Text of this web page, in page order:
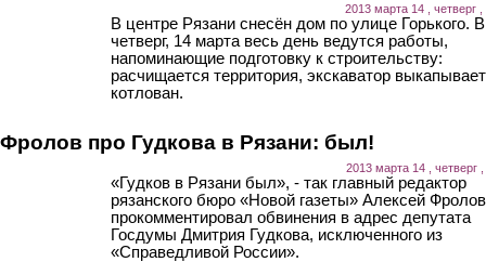
2013 марта 14 , четверг ,
В центре Рязани снесён дом по улице Горького. В
четверг, 14 марта весь день ведутся работы,
напоминающие подготовку к строительству:
расчищается территория, экскаватор выкапывает
котлован.
Фролов про Гудкова в Рязани: был!
2013 марта 14 , четверг ,
«Гудков в Рязани был», - так главный редактор
рязанского бюро «Новой газеты» Алексей Фролов
прокомментировал обвинения в адрес депутата
Госдумы Дмитрия Гудкова, исключенного из
«Справедливой России».